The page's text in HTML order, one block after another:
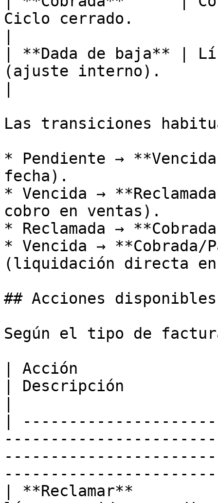
Ciclo cerrado.
| **Dada de baja** |
(ajuste interno).
Las transiciones
* Pendiente →
fecha).
* Vencida →
cobro en ventas).
* Reclamada →
* Vencida → **Cobrada/
(liquidación directa
## Acciones disponibles
Según el tipo de
| Acción
| Descripción
|
| **Reclamar**